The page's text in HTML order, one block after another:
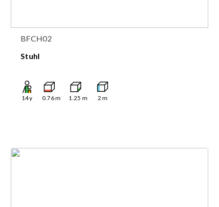
BFCH02
Stuhl
14y 0.76m 1.25 m 2 m